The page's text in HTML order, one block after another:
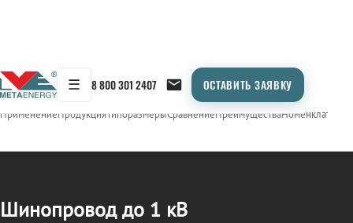
☰ 8 800 301 2407 ОСТАВИТЬ ЗАЯВКУ
← Продукция/ШИНОПРОВОД
ПрименениеПродукцияТипоразмерыСравнениеПреимуществаНоменклатура
Шинопровод до 1 кВ